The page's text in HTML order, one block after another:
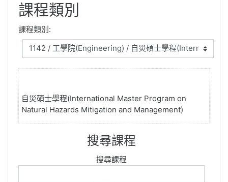
課程類別
課程類別:
自災碩士學程(International Master Program on
Natural Hazards Mitigation and Management)
搜尋課程
搜尋課程